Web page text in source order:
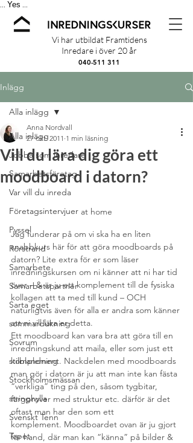
Yes
Vi har utbildat Framtidens
Inredare i över 20 år
040-511 311
Inlägg
Alla inlägg
Jobba som inredare
Samarbetsföretag
Var vill du inreda
Företagsintervjuer
Pyssel
Rörstrand
Samarbete
Samarbetspartner
Sarta eget
sommardukning
Sovrum
stilblandning
Stockholmsmässan
stringhylla
Svenskt Tenn
Tapet
Alla inlägg
Vill du lära dig göra ett
moodboard i datorn?
Anna Nordvall
27 okt. 2011 1 min läsning
at home
Jag funderar på om vi ska ha en liten
snabbkurs här för att göra moodboards på
datorn? Lite extra för er som läser
inredningskursen om ni känner att ni har tid
över – & är ju ett komplement till de fysiska
kollagen att ta med till kund – OCH
naturligtvis även för alla er andra som känner
att ni vill lära er detta.
Ett moodboard kan vara bra att göra till en
inredningskund att maila, eller som just ett
komplement. Nackdelen med moodboards
man gör i datorn är ju att man inte kan fästa
“verkliga” ting på den, såsom tygbitar,
färgprover med struktur etc. därför är det
oftast man har den som ett
komplement. Moodboardet ovan är ju gjort
för hand, där man kan “känna” på bilder &